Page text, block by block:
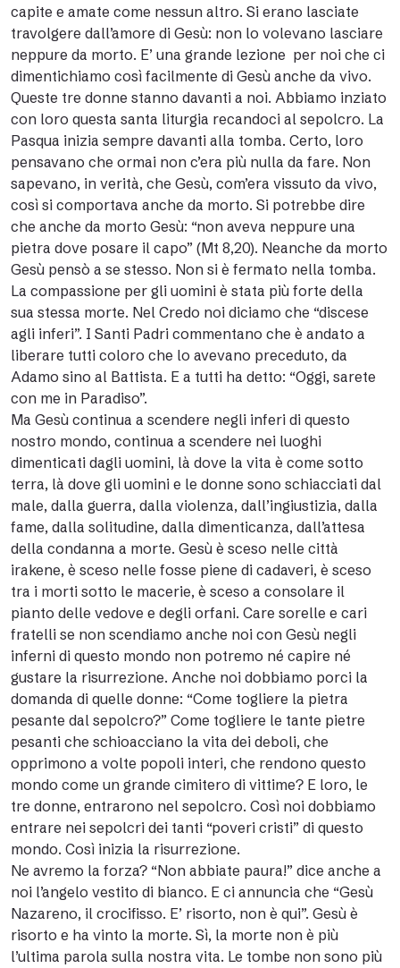
capite e amate come nessun altro. Si erano lasciate
travolgere dall’amore di Gesù: non lo volevano lasciare
neppure da morto. E’ una grande lezione per noi che ci
dimentichiamo così facilmente di Gesù anche da vivo.
Queste tre donne stanno davanti a noi. Abbiamo inziato
con loro questa santa liturgia recandoci al sepolcro. La
Pasqua inizia sempre davanti alla tomba. Certo, loro
pensavano che ormai non c’era più nulla da fare. Non
sapevano, in verità, che Gesù, com’era vissuto da vivo,
così si comportava anche da morto. Si potrebbe dire
che anche da morto Gesù: “non aveva neppure una
pietra dove posare il capo” (Mt 8,20). Neanche da morto
Gesù pensò a se stesso. Non si è fermato nella tomba.
La compassione per gli uomini è stata più forte della
sua stessa morte. Nel Credo noi diciamo che “discese
agli inferi”. I Santi Padri commentano che è andato a
liberare tutti coloro che lo avevano preceduto, da
Adamo sino al Battista. E a tutti ha detto: “Oggi, sarete
con me in Paradiso”.
Ma Gesù continua a scendere negli inferi di questo
nostro mondo, continua a scendere nei luoghi
dimenticati dagli uomini, là dove la vita è come sotto
terra, là dove gli uomini e le donne sono schiacciati dal
male, dalla guerra, dalla violenza, dall’ingiustizia, dalla
fame, dalla solitudine, dalla dimenticanza, dall’attesa
della condanna a morte. Gesù è sceso nelle città
irakene, è sceso nelle fosse piene di cadaveri, è sceso
tra i morti sotto le macerie, è sceso a consolare il
pianto delle vedove e degli orfani. Care sorelle e cari
fratelli se non scendiamo anche noi con Gesù negli
inferni di questo mondo non potremo né capire né
gustare la risurrezione. Anche noi dobbiamo porci la
domanda di quelle donne: “Come togliere la pietra
pesante dal sepolcro?” Come togliere le tante pietre
pesanti che schioacciano la vita dei deboli, che
opprimono a volte popoli interi, che rendono questo
mondo come un grande cimitero di vittime? E loro, le
tre donne, entrarono nel sepolcro. Così noi dobbiamo
entrare nei sepolcri dei tanti “poveri cristi” di questo
mondo. Così inizia la risurrezione.
Ne avremo la forza? “Non abbiate paura!” dice anche a
noi l’angelo vestito di bianco. E ci annuncia che “Gesù
Nazareno, il crocifisso. E’ risorto, non è qui”. Gesù è
risorto e ha vinto la morte. Sì, la morte non è più
l’ultima parola sulla nostra vita. Le tombe non sono più